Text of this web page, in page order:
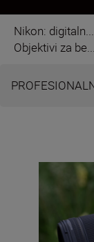
Nikon: digitaln...
Objektivi za be...